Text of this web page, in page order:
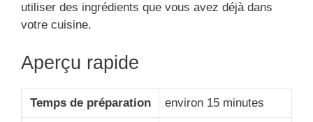
utiliser des ingrédients que vous avez déjà dans
votre cuisine.
Aperçu rapide
Temps de préparation environ 15 minutes